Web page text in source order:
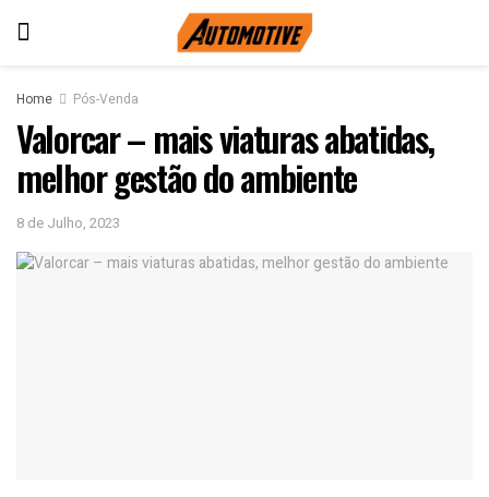
Home Pós-Venda
Valorcar – mais viaturas abatidas,
melhor gestão do ambiente
8 de Julho, 2023